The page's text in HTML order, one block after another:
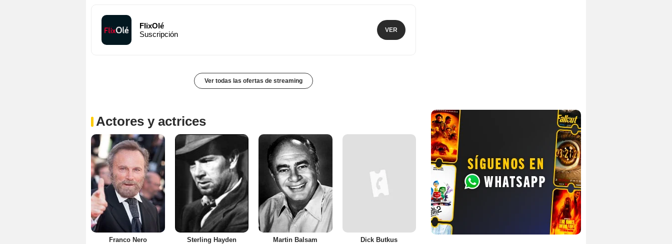
FlixOlé
Suscripción
VER
Ver todas las ofertas de streaming
Actores y actrices
Franco Nero Sterling Hayden Martin Balsam Dick Butkus